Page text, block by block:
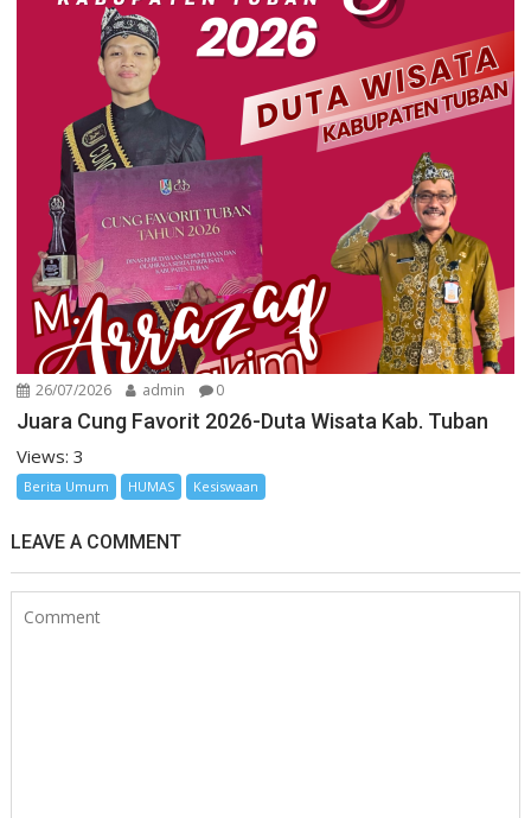
26/07/2026 admin 0
Juara Cung Favorit 2026-Duta Wisata Kab. Tuban
Views: 3
Berita Umum HUMAS Kesiswaan
LEAVE A COMMENT